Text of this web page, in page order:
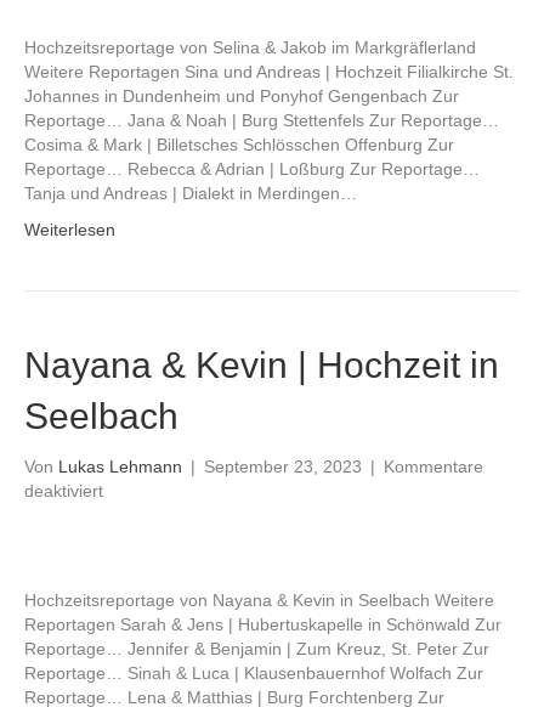
Auggen,
Markgräflerland
Hochzeitsreportage von Selina & Jakob im Markgräflerland
Weitere Reportagen Sina und Andreas | Hochzeit Filialkirche St.
Johannes in Dundenheim und Ponyhof Gengenbach Zur
Reportage… Jana & Noah | Burg Stettenfels Zur Reportage…
Cosima & Mark | Billetsches Schlösschen Offenburg Zur
Reportage… Rebecca & Adrian | Loßburg Zur Reportage…
Tanja und Andreas | Dialekt in Merdingen…
Weiterlesen
Nayana & Kevin | Hochzeit in
Seelbach
Von Lukas Lehmann | September 23, 2023 | Kommentare
deaktiviertfür
Hochzeit
in
Seelbach
Hochzeitsreportage von Nayana & Kevin in Seelbach Weitere
Reportagen Sarah & Jens | Hubertuskapelle in Schönwald Zur
Reportage… Jennifer & Benjamin | Zum Kreuz, St. Peter Zur
Reportage… Sinah & Luca | Klausenbauernhof Wolfach Zur
Reportage… Lena & Matthias | Burg Forchtenberg Zur